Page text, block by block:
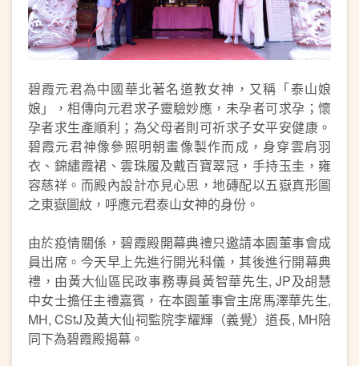
碧霞元君為中國華北著名道教女神，又稱「泰山娘
娘」，相傳向元君求子靈驗妙應，未孕者可求孕；懷
孕者求生產順利；為父母者則可祈求子女平安健康。
碧霞元君神像參照明朝畫像製作而成，身穿雲肩羽
衣、錦繡霞裙、雲珠履及戴百寶翠冠，手持玉圭，雍
容慈祥。而殿內設計亦見心思，地磚配以五嶽真形圖
之東嶽圖紋，呼應元君泰山女神的身份。
由於疫情關係，碧霞殿開幕典禮只邀請本園董事會成
員出席。今天早上先進行開光科儀，其後進行開幕典
禮，由黃大仙區民政事務專員黃智華先生, JP及胡慧
中女士擔任主禮嘉賓，在本園董事會主席馬澤華先生,
MH, CStJ及黃大仙祠監院李耀輝（義覺）道長, MH陪
同下為碧霞殿揭幕。